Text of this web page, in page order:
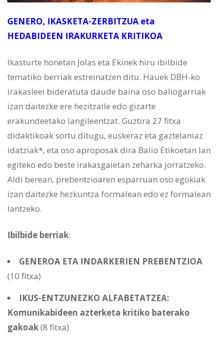
GENERO, IKASKETA-ZERBITZUA eta
HEDABIDEEN IRAKURKETA KRITIKOA
Ikasturte honetan Jolas eta Ekinek hiru ibilbide
tematiko berriak estreinatzen ditu. Hauek DBH-ko
irakasleei bideratuta daude baina oso baliogarriak
izan daitezke ere hezitzaile edo gizarte
erakundeetako langileentzat. Guztira 27 fitxa
didaktikoak sortu ditugu, euskeraz eta gaztelaniaz
idatziak*, eta oso aproposak dira Balio Etikoetan lan
egiteko edo beste irakasgaietan zeharka jorratzeko.
Aldi berean, prebentzioaren esparruan oso egokiak
izan daitezke hezkuntza formalean edo ez formalean
lantzeko.
Ibilbide berriak:
GENEROA ETA INDARKERIEN PREBENTZIOA
(10 fitxa)
IKUS-ENTZUNEZKO ALFABETATZEA:
Komunikabideen azterketa kritiko baterako
gakoak(8 fitxa)